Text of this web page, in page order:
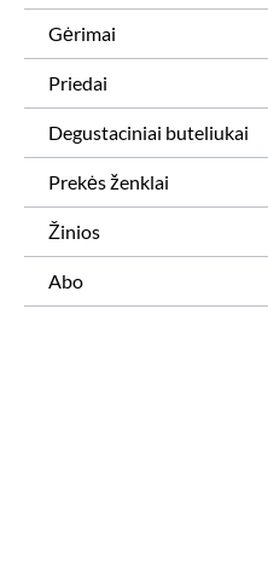
Gėrimai
Priedai
Degustaciniai buteliukai
Prekės ženklai
Žinios
Abo